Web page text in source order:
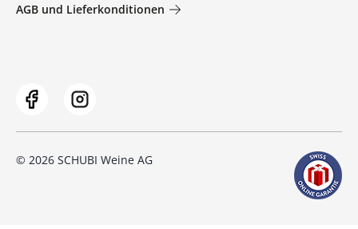
AGB und Lieferkonditionen
© 2026 SCHUBI Weine AG